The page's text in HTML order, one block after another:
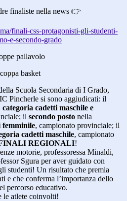
finaliste nella news 👉
finali-css-protagonisti-gli-studenti-
e-secondo-grado
Scuola Secondaria di I Grado,
Pincherle si sono aggiudicati: il
categoria cadetti maschile e
il secondo posto nella
femminile, campionato provinciale; il
cadetti maschile, campionato
REGIONALI!
motorie, professoressa Minaldi,
Sgura per aver guidato con
studenti! Un risultato che premia
e che conferma l’importanza dello
percorso educativo.
le atlete coinvolti!